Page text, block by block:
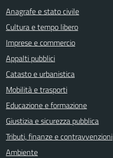
Anagrafe e stato civile
Cultura e tempo libero
Imprese e commercio
Appalti pubblici
Catasto e urbanistica
Mobilità e trasporti
Educazione e formazione
Giustizia e sicurezza pubblica
Tributi, finanze e contravvenzioni
Ambiente